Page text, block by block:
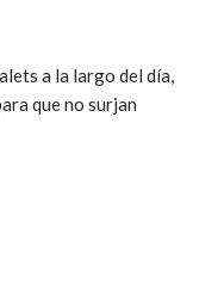
a la largo del día,
que no surjan